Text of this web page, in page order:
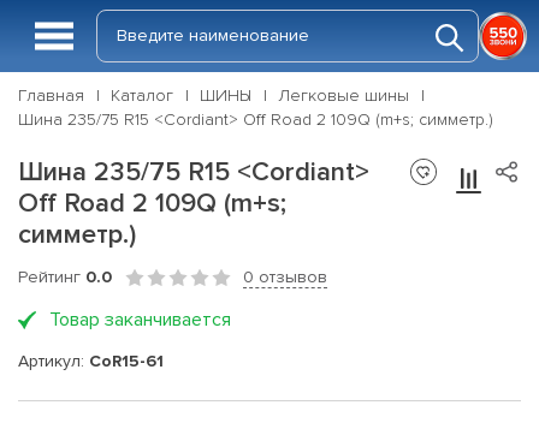
Главная Каталог ШИНЫ
Легковые шины
Шина 235/75 R15 <Cordiant> Off Road 2 109Q (m+s; симметр.)
Шина 235/75 R15 <Cordiant>
Off Road 2 109Q (m+s;
симметр.)
Рейтинг 0.0 0 отзывов
Товар заканчивается
Артикул: CoR15-61